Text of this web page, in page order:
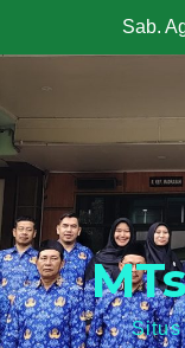
to
Sab.
Situs